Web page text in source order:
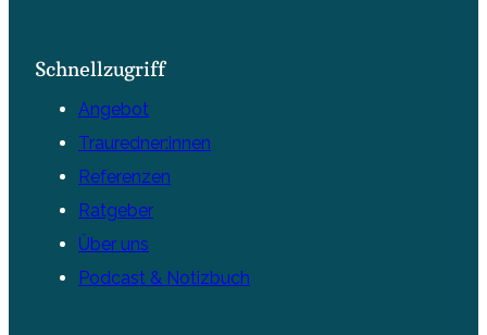
Schnellzugriff
Angebot
Trauredner:innen
Referenzen
Ratgeber
Über uns
Podcast & Notizbuch